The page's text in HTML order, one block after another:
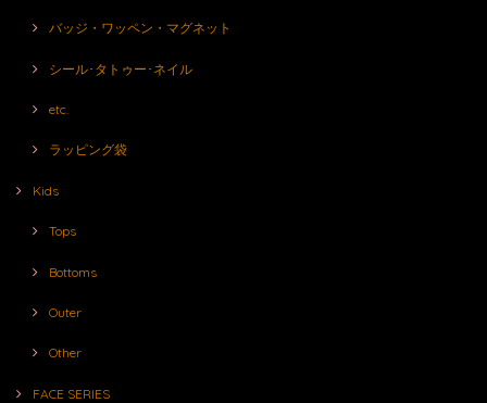
バッジ・ワッペン・マグネット
シール･タトゥー･ネイル
etc.
ラッピング袋
Kids
Tops
Bottoms
Outer
Other
FACE SERIES